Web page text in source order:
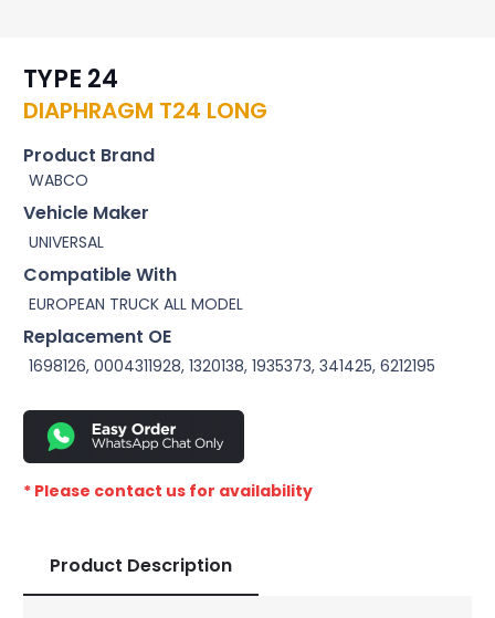
TYPE 24
DIAPHRAGM T24 LONG
Product Brand
WABCO
Vehicle Maker
UNIVERSAL
Compatible With
EUROPEAN TRUCK ALL MODEL
Replacement OE
1698126, 0004311928, 1320138, 1935373, 341425, 6212195
* Please contact us for availability
Product Description